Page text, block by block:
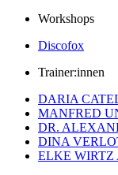
Workshops
Discofox
Trainer:innen
DARIA
MANFRED
DR.
DINA
ELKE WIRTZ